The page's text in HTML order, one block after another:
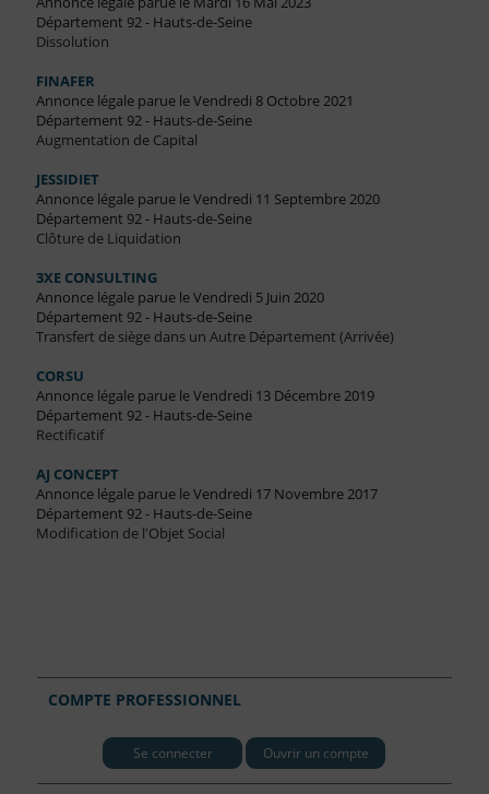
Département 92 - Hauts-de-Seine
Dissolution
FINAFER
Annonce légale parue le Vendredi 8 Octobre 2021
Département 92 - Hauts-de-Seine
Augmentation de Capital
JESSIDIET
Annonce légale parue le Vendredi 11 Septembre 2020
Département 92 - Hauts-de-Seine
Clôture de Liquidation
3XE CONSULTING
Annonce légale parue le Vendredi 5 Juin 2020
Département 92 - Hauts-de-Seine
Transfert de siège dans un Autre Département (Arrivée)
CORSU
Annonce légale parue le Vendredi 13 Décembre 2019
Département 92 - Hauts-de-Seine
Rectificatif
AJ CONCEPT
Annonce légale parue le Vendredi 17 Novembre 2017
Département 92 - Hauts-de-Seine
Modification de l'Objet Social
COMPTE PROFESSIONNEL
Se connecter Ouvrir un compte